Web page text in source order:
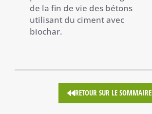
de la fin de vie des bétons
utilisant du ciment avec
biochar.
RETOUR SUR LE SOMMAIRE